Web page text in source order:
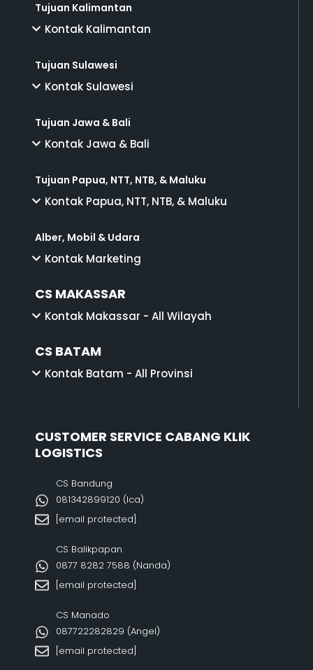
Tujuan Kalimantan
Kontak Kalimantan
Tujuan Sulawesi
Kontak Sulawesi
Tujuan Jawa & Bali
Kontak Jawa & Bali
Tujuan Papua, NTT, NTB, & Maluku
Kontak Papua, NTT, NTB, & Maluku
Alber, Mobil & Udara
Kontak Marketing
CS MAKASSAR
Kontak Makassar - All Wilayah
CS BATAM
Kontak Batam - All Provinsi
CUSTOMER SERVICE CABANG KLIK
LOGISTICS
CS Bandung
081342899120‬ (Ica)
[email protected]
CS Balikpapan
0877 8282 7588 (Nanda)
[email protected]
CS Manado
087722282829 (Angel)
[email protected]